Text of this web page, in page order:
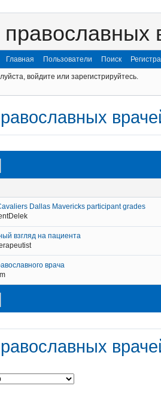
Главная Пользователи Поиск
войдите или зарегистрируйтесь.
Dallas Mavericks participant grades
взгляд на пациента
врача